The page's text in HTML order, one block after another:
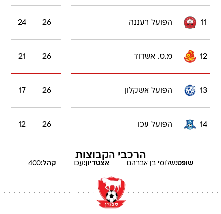
11 הפועל רעננה 26
24
12 מ.ס. אשדוד 26
21
13 הפועל אשקלון 26
17
14 הפועל עכו 26
12
הרכבי הקבוצות
שופט:שלומי בן אברהם אצטדיון:עכו קהל:400